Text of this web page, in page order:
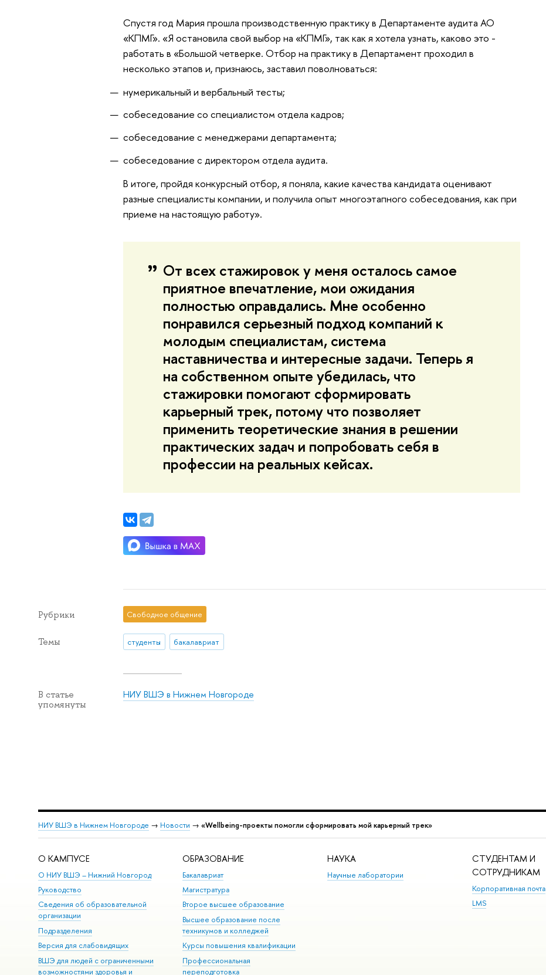
Спустя год Мария прошла производственную практику в Департаменте аудита АО
«КПМГ». «Я остановила свой выбор на «КПМГ», так как я хотела узнать, каково это -
работать в «Большой четверке. Отбор на практику в Департамент проходил в
несколько этапов и, признаюсь, заставил поволноваться:
нумерикальный и вербальный тесты;
собеседование со специалистом отдела кадров;
собеседование с менеджерами департамента;
собеседование с директором отдела аудита.
В итоге, пройдя конкурсный отбор, я поняла, какие качества кандидата оценивают
разные специалисты компании, и получила опыт многоэтапного собеседования, как при
приеме на настоящую работу».
От всех стажировок у меня осталось самое
приятное впечатление, мои ожидания
полностью оправдались. Мне особенно
понравился серьезный подход компаний к
молодым специалистам, система
наставничества и интересные задачи. Теперь я
на собственном опыте убедилась, что
стажировки помогают сформировать
карьерный трек, потому что позволяет
применить теоретические знания в решении
практических задач и попробовать себя в
профессии на реальных кейсах.
Рубрики Свободное общение
Темы студенты бакалавриат
В статье
упомянуты
НИУ ВШЭ в Нижнем Новгороде
НИУ ВШЭ в Нижнем Новгороде → Новости → «Wellbeing-проекты помогли сформировать мой карьерный трек»
О КАМПУСЕ
О НИУ ВШЭ – Нижний Новгород
Руководство
Сведения об образовательной
организации
Подразделения
Версия для слабовидящих
ВШЭ для людей с ограниченными
возможностями здоровья и
ОБРАЗОВАНИЕ
Бакалавриат
Магистратура
Второе высшее образование
Высшее образование после
техникумов и колледжей
Курсы повышения квалификации
Профессиональная
переподготовка
НАУКА
Научные лаборатории
СТУДЕНТАМ И
СОТРУДНИКАМ
Корпоративная почта
LMS